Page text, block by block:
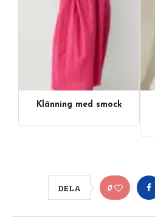
Klänning med smock
DELA 0